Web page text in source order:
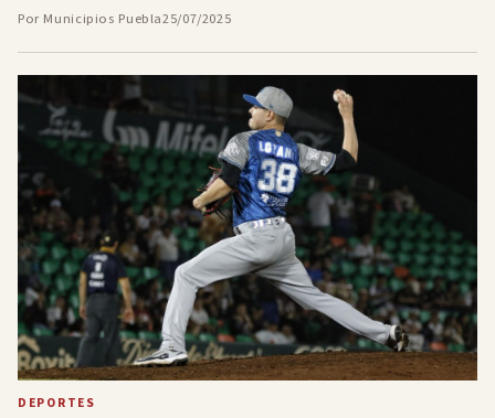
Por Municipios Puebla25/07/2025
DEPORTES